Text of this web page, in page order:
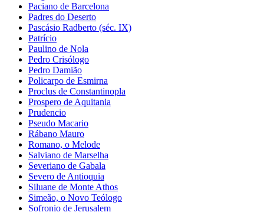
Paciano de Barcelona
Padres do Deserto
Pascásio Radberto (séc. IX)
Patrício
Paulino de Nola
Pedro Crisólogo
Pedro Damião
Policarpo de Esmirna
Proclus de Constantinopla
Prospero de Aquitania
Prudencio
Pseudo Macario
Rábano Mauro
Romano, o Melode
Salviano de Marselha
Severiano de Gabala
Severo de Antioquia
Siluane de Monte Athos
Simeão, o Novo Teólogo
Sofronio de Jerusalem